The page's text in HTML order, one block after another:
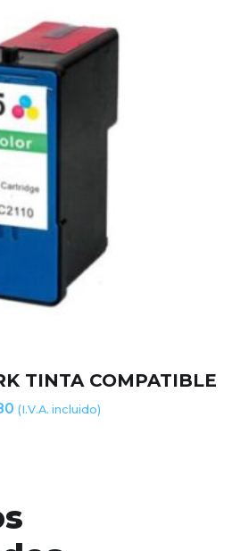
TINTA COMPATIBLE
(I.V.A. incluido)